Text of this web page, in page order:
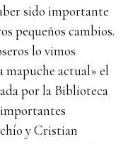
sido importante
pequeños cambios.
lo vimos
mapuche actual» el
por la Biblioteca
y Cristian